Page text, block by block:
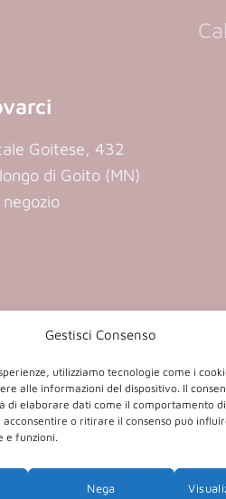
Gestisci Consenso
utilizziamo tecnologie come i
alle informazioni del dispositivo. Il
di elaborare dati come il comportamento
acconsentire o ritirare il consenso può
e funzioni.
Nega
Goitese, 432
di Goito (MN)
P.iva